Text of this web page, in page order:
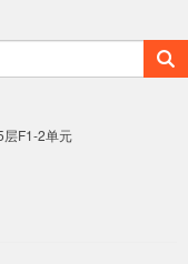
层F1-2单元